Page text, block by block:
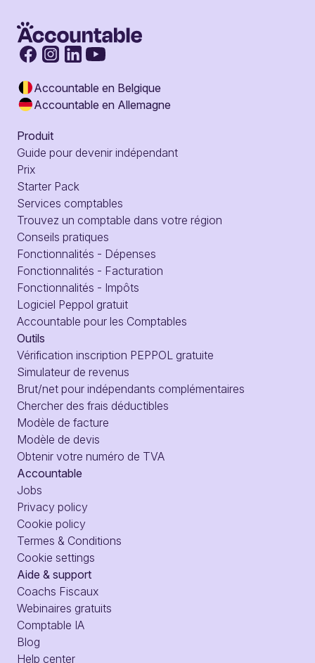
Accountable en Belgique
Accountable en Allemagne
Produit
Guide pour devenir indépendant
Prix
Starter Pack
Services comptables
Trouvez un comptable dans votre région
Conseils pratiques
Fonctionnalités - Dépenses
Fonctionnalités - Facturation
Fonctionnalités - Impôts
Logiciel Peppol gratuit
Accountable pour les Comptables
Outils
Vérification inscription PEPPOL gratuite
Simulateur de revenus
Brut/net pour indépendants complémentaires
Chercher des frais déductibles
Modèle de facture
Modèle de devis
Obtenir votre numéro de TVA
Accountable
Jobs
Privacy policy
Cookie policy
Termes & Conditions
Cookie settings
Aide & support
Coachs Fiscaux
Webinaires gratuits
Comptable IA
Blog
Help center